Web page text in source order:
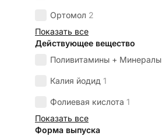
Ортомол 2
Показать все
Действующее вещество
Поливитамины + Минералы
Калия йодид 1
Фолиевая кислота 1
Показать все
Форма выпуска